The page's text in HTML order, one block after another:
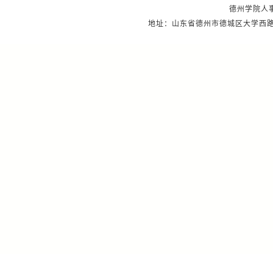
德州学院人
地址：山东省德州市德城区大学西